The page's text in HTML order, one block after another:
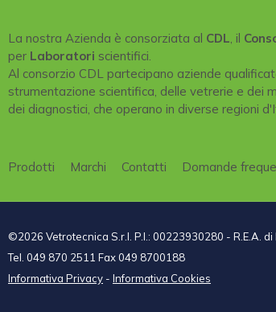
La nostra Azienda è consorziata al CDL, il
per Laboratori scientifici.
Al consorzio CDL partecipano aziende
strumentazione scientifica, delle vetrerie e dei
dei diagnostici, che operano in diverse regioni
Prodotti Marchi Contatti Domande
©2026 Vetrotecnica S.r.l. P.I.: 00223930280 - R.E.A.
Tel. 049 870 2511 Fax 049 8700188
Informativa Privacy - Informativa Cookies